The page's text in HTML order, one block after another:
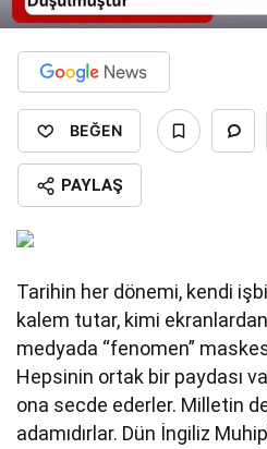
BEĞEN
PAYLAŞ
Tarihin her dönemi, kendi
kalem tutar, kimi
medyada “fenomen”
Hepsinin ortak bir paydası
ona secde ederler. Milletin
adamıdırlar. Dün İngiliz